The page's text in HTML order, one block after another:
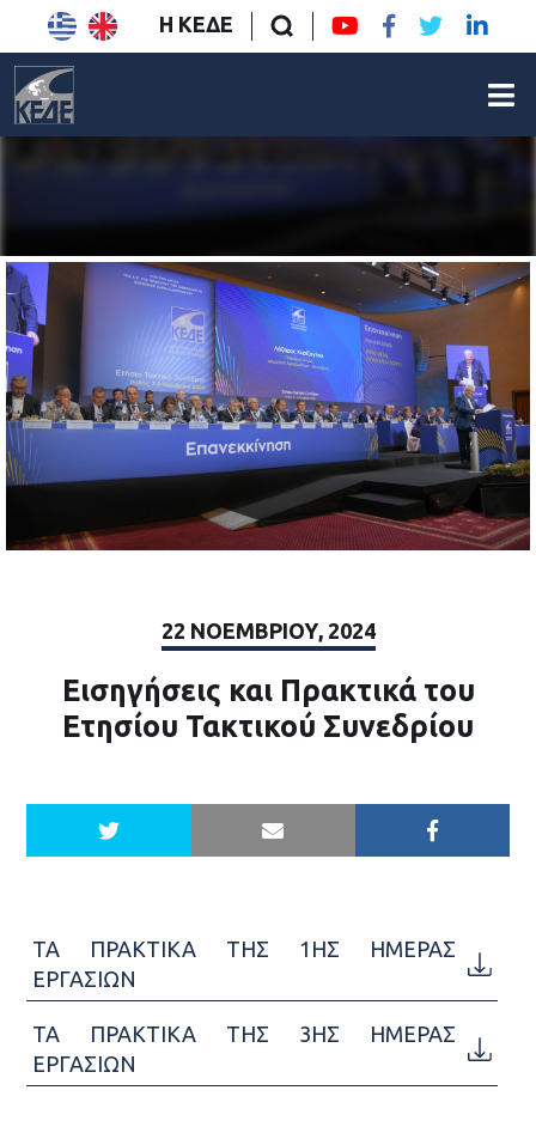
Η ΚΕΔΕ
22 ΝΟΕΜΒΡΊΟΥ, 2024
Εισηγήσεις και Πρακτικά του
Ετησίου Τακτικού Συνεδρίου
ΤΑ ΠΡΑΚΤΙΚΑ ΤΗΣ 1ΗΣ ΗΜΕΡΑΣ
ΕΡΓΑΣΙΩΝ
ΤΑ ΠΡΑΚΤΙΚΑ ΤΗΣ 3ΗΣ ΗΜΕΡΑΣ
ΕΡΓΑΣΙΩΝ